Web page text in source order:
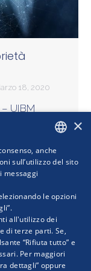
18, 2020
UIBM
Ministero
ha diffusoITALIAN
×
anche
sull’utilizzo del sito
messaggi
le opzioni
all'utilizzo dei
di terze parti. Se,
“Rifiuta tutto” e
Per maggiori
dettagli” oppure